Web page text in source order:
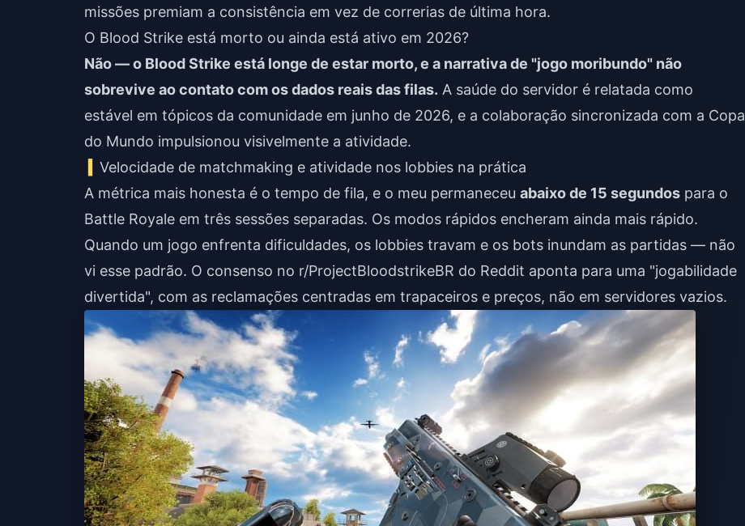
missões premiam a consistência em vez de correrias de última hora.
O Blood Strike está morto ou ainda está ativo em 2026?
Não — o Blood Strike está longe de estar morto, e a narrativa de "jogo moribundo" não
sobrevive ao contato com os dados reais das filas. A saúde do servidor é relatada como
estável em tópicos da comunidade em junho de 2026, e a colaboração sincronizada com a Copa
do Mundo impulsionou visivelmente a atividade.
Velocidade de matchmaking e atividade nos lobbies na prática
A métrica mais honesta é o tempo de fila, e o meu permaneceu abaixo de 15 segundos para o
Battle Royale em três sessões separadas. Os modos rápidos encheram ainda mais rápido.
Quando um jogo enfrenta dificuldades, os lobbies travam e os bots inundam as partidas — não
vi esse padrão. O consenso no r/ProjectBloodstrikeBR do Reddit aponta para uma "jogabilidade
divertida", com as reclamações centradas em trapaceiros e preços, não em servidores vazios.